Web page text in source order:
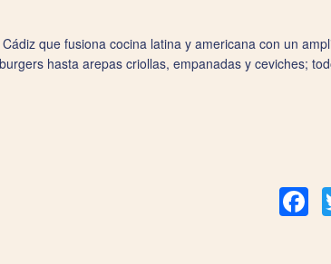
que fusiona cocina latina y americana con un
hasta arepas criollas, empanadas y ceviches;